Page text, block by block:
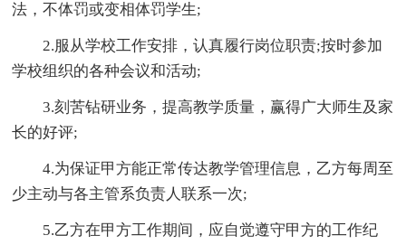
法，不体罚或变相体罚学生;
2.服从学校工作安排，认真履行岗位职责;按时参加
学校组织的各种会议和活动;
3.刻苦钻研业务，提高教学质量，赢得广大师生及家
长的好评;
4.为保证甲方能正常传达教学管理信息，乙方每周至
少主动与各主管系负责人联系一次;
5.乙方在甲方工作期间，应自觉遵守甲方的工作纪